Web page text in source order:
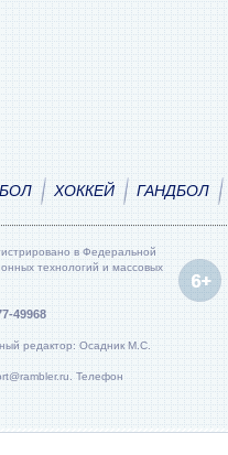
ХОККЕЙ ГАНДБОЛ
в Федеральной
технологий и массовых
49968
редактор: Осадник М.С.
Телефон